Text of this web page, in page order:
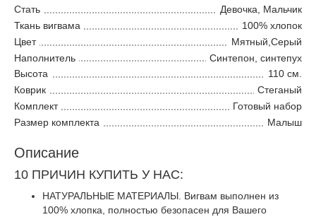
Стать
Девочка, Мальчик
Ткань вигвама
100% хлопок
Цвет
Мятный,Серый
Наполнитель
Синтепон, синтепух
Высота
110 см.
Коврик
Стеганый
Комплект
Готовый набор
Размер комплекта
Малыш
Описание
10 ПРИЧИН КУПИТЬ У НАС:
НАТУРАЛЬНЫЕ МАТЕРИАЛЫ. Вигвам выполнен из
100% хлопка, полностью безопасен для Вашего